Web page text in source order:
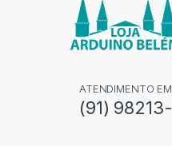
ATENDIMENTO
(91)